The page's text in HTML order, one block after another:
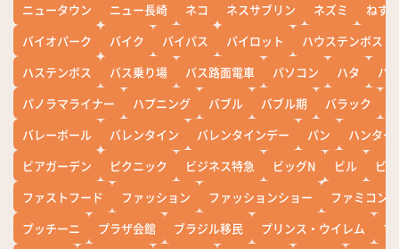
ニュータウン
ニュー長崎 ネコ ネスサブリン ネズミ
ねず
バイオパーク
バイク バイパス パイロット
ハウステンボス
ハステンボス
バス乗り場 バス路面電車 パソコン ハタ
ハ
パノラマライナー
ハプニング バブル バブル期 バラック
バレーボール
バレンタイン バレンタインデー パン
ハンター
ビアガーデン
ピクニック ビジネス特急 ビッグN ビル
ビワ
ファストフード
ファッション ファッションショー
ファミコン
プッチーニ
プラザ会館 ブラジル移民 プリンス・ウイレム ブ